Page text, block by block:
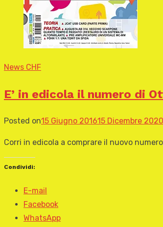
News CHF
E’ in edicola il numero di
Posted on15 Giugno 201615 Dicembre 2020
Corri in edicola a comprare il nuovo
Condividi:
E-mail
Facebook
WhatsApp